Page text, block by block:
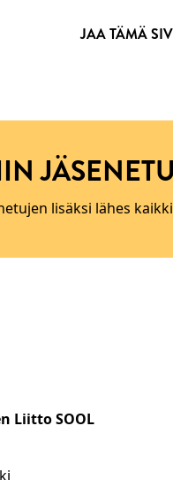
JAA TÄMÄ
lisäksi lähes
Liitto SOOL